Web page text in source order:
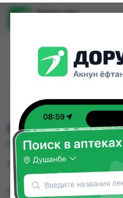
Доруи ман
GOLDEN
ТОН 103
GOLDEN ROSE